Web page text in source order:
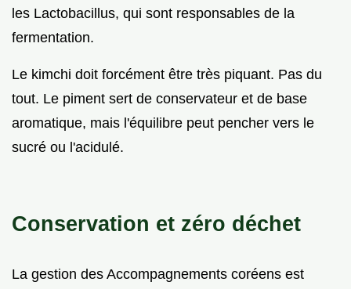
les Lactobacillus, qui sont responsables de la
fermentation.
Le kimchi doit forcément être très piquant. Pas du
tout. Le piment sert de conservateur et de base
aromatique, mais l'équilibre peut pencher vers le
sucré ou l'acidulé.
Conservation et zéro déchet
La gestion des Accompagnements coréens est